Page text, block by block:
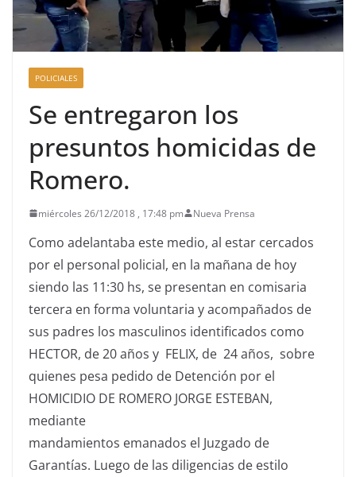
POLICIALES
Se entregaron los
presuntos homicidas de
Romero.
miércoles 26/12/2018 , 17:48 pm Nueva Prensa
Como adelantaba este medio, al estar cercados
por el personal policial, en la mañana de hoy
siendo las 11:30 hs, se presentan en comisaria
tercera en forma voluntaria y acompañados de
sus padres los masculinos identificados como
HECTOR, de 20 años y FELIX, de 24 años, sobre
quienes pesa pedido de Detención por el
HOMICIDIO DE ROMERO JORGE ESTEBAN,
mediante
mandamientos emanados el Juzgado de
Garantías. Luego de las diligencias de estilo